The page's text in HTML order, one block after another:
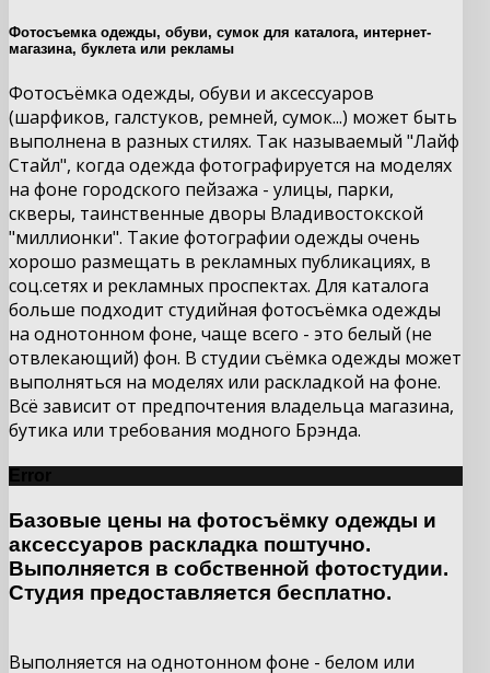
Фотосъемка одежды, обуви, сумок для каталога, интернет-
магазина, буклета или рекламы
Фотосъёмка одежды, обуви и аксессуаров
(шарфиков, галстуков, ремней, сумок...) может быть
выполнена в разных стилях. Так называемый "Лайф
Стайл", когда одежда фотографируется на моделях
на фоне городского пейзажа - улицы, парки,
скверы, таинственные дворы Владивостокской
"миллионки". Такие фотографии одежды очень
хорошо размещать в рекламных публикациях, в
соц.сетях и рекламных проспектах. Для каталога
больше подходит студийная фотосъёмка одежды
на однотонном фоне, чаще всего - это белый (не
отвлекающий) фон. В студии съёмка одежды может
выполняться на моделях или раскладкой на фоне.
Всё зависит от предпочтения владельца магазина,
бутика или требования модного Брэнда.
Базовые цены на фотосъёмку одежды и
аксессуаров раскладка поштучно.
Выполняется в собственной фотостудии.
Студия предоставляется бесплатно.
Выполняется на однотонном фоне - белом или